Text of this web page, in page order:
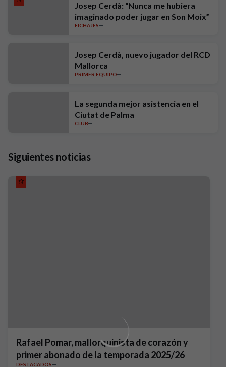
Josep Cerdà: “Nunca me hubiera
imaginado poder jugar en Son Moix”
FICHAJES
Josep Cerdà, nuevo jugador del RCD
Mallorca
PRIMER EQUIPO
La segunda mejor asistencia en el
Ciutat de Palma
CLUB
Siguientes noticias
Rafael Pomar, mallorquinista de corazón y
primer abonado de la temporada 2025/26
DESTACADOS